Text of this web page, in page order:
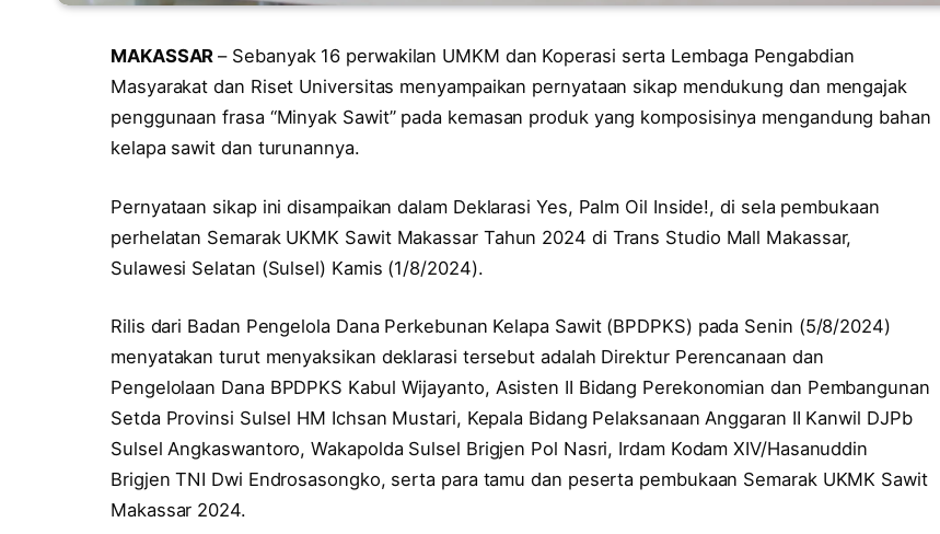
MAKASSAR– Sebanyak 16 perwakilan UMKM dan Koperasi serta Lembaga Pengabdian
Masyarakat dan Riset Universitas menyampaikan pernyataan sikap mendukung dan mengajak
penggunaan frasa “Minyak Sawit” pada kemasan produk yang komposisinya mengandung bahan
kelapa sawit dan turunannya.
Pernyataan sikap ini disampaikan dalam Deklarasi Yes, Palm Oil Inside!, di sela pembukaan
perhelatan Semarak UKMK Sawit Makassar Tahun 2024 di Trans Studio Mall Makassar,
Sulawesi Selatan (Sulsel) Kamis (1/8/2024).
Rilis dari Badan Pengelola Dana Perkebunan Kelapa Sawit (BPDPKS) pada Senin (5/8/2024)
menyatakan turut menyaksikan deklarasi tersebut adalah Direktur Perencanaan dan
Pengelolaan Dana BPDPKS Kabul Wijayanto, Asisten II Bidang Perekonomian dan Pembangunan
Setda Provinsi Sulsel HM Ichsan Mustari, Kepala Bidang Pelaksanaan Anggaran II Kanwil DJPb
Sulsel Angkaswantoro, Wakapolda Sulsel Brigjen Pol Nasri, Irdam Kodam XIV/Hasanuddin
Brigjen TNI Dwi Endrosasongko, serta para tamu dan peserta pembukaan Semarak UKMK Sawit
Makassar 2024.